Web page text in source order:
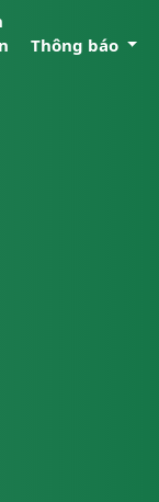
Thông báo